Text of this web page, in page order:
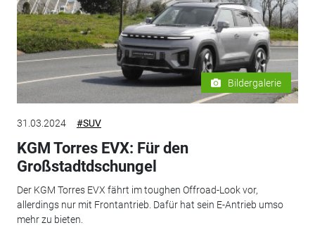
Bildergalerie
31.03.2024 #SUV
KGM Torres EVX: Für den
Großstadtdschungel
Der KGM Torres EVX fährt im toughen Offroad-Look vor,
allerdings nur mit Frontantrieb. Dafür hat sein E-Antrieb umso
mehr zu bieten.